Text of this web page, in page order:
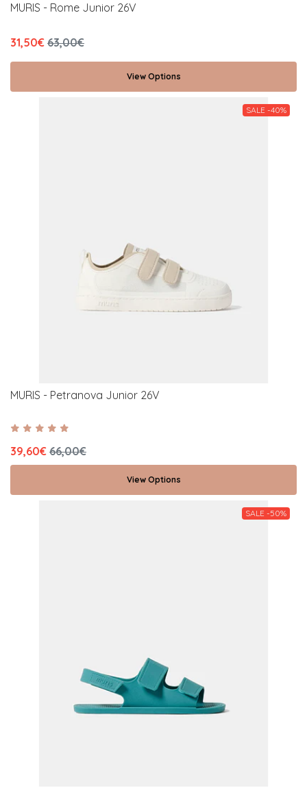
MURIS - Rome Junior 26V
31,50€ 63,00€
View Options
SALE -40%
MURIS - Petranova Junior 26V
39,60€ 66,00€
View Options
SALE -50%